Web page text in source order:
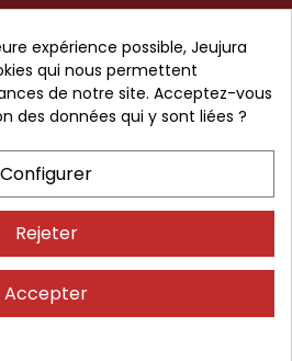
expérience possible, Jeujura
qui nous permettent
de notre site. Acceptez-vous
des données qui y sont liées ?
Configurer
Rejeter
Accepter